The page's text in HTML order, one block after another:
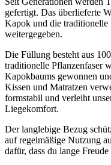
gefertigt. Das überlieferte
Kapok und die traditionelle
weitergegeben.
Die Füllung besteht aus
traditionelle Pflanzenfaser
Kapokbaums gewonnen
Kissen und Matratzen
formstabil und verleiht
Liegekomfort.
Der langlebige Bezug
auf regelmäßige Nutzung
dafür, dass du lange